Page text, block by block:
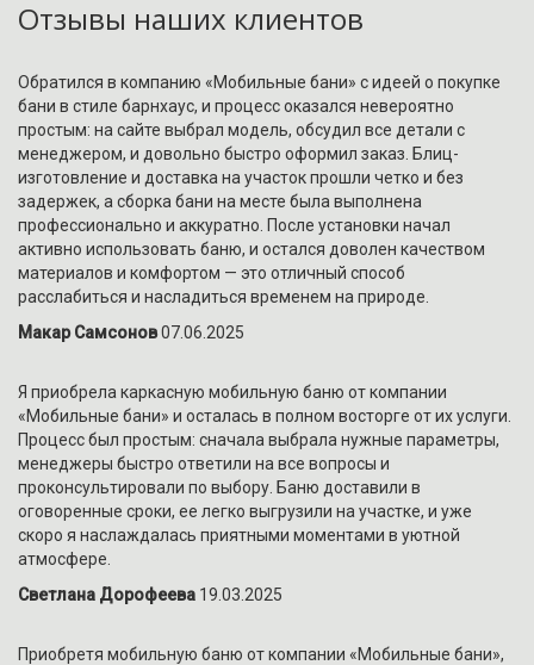
Отзывы наших клиентов
Обратился в компанию «Мобильные бани» с идеей о покупке
бани в стиле барнхаус, и процесс оказался невероятно
простым: на сайте выбрал модель, обсудил все детали с
менеджером, и довольно быстро оформил заказ. Блиц-
изготовление и доставка на участок прошли четко и без
задержек, а сборка бани на месте была выполнена
профессионально и аккуратно. После установки начал
активно использовать баню, и остался доволен качеством
материалов и комфортом — это отличный способ
расслабиться и насладиться временем на природе.
Макар Самсонов07.06.2025
Я приобрела каркасную мобильную баню от компании
«Мобильные бани» и осталась в полном восторге от их услуги.
Процесс был простым: сначала выбрала нужные параметры,
менеджеры быстро ответили на все вопросы и
проконсультировали по выбору. Баню доставили в
оговоренные сроки, ее легко выгрузили на участке, и уже
скоро я наслаждалась приятными моментами в уютной
атмосфере.
Светлана Дорофеева 19.03.2025
Приобретя мобильную баню от компании «Мобильные бани»,